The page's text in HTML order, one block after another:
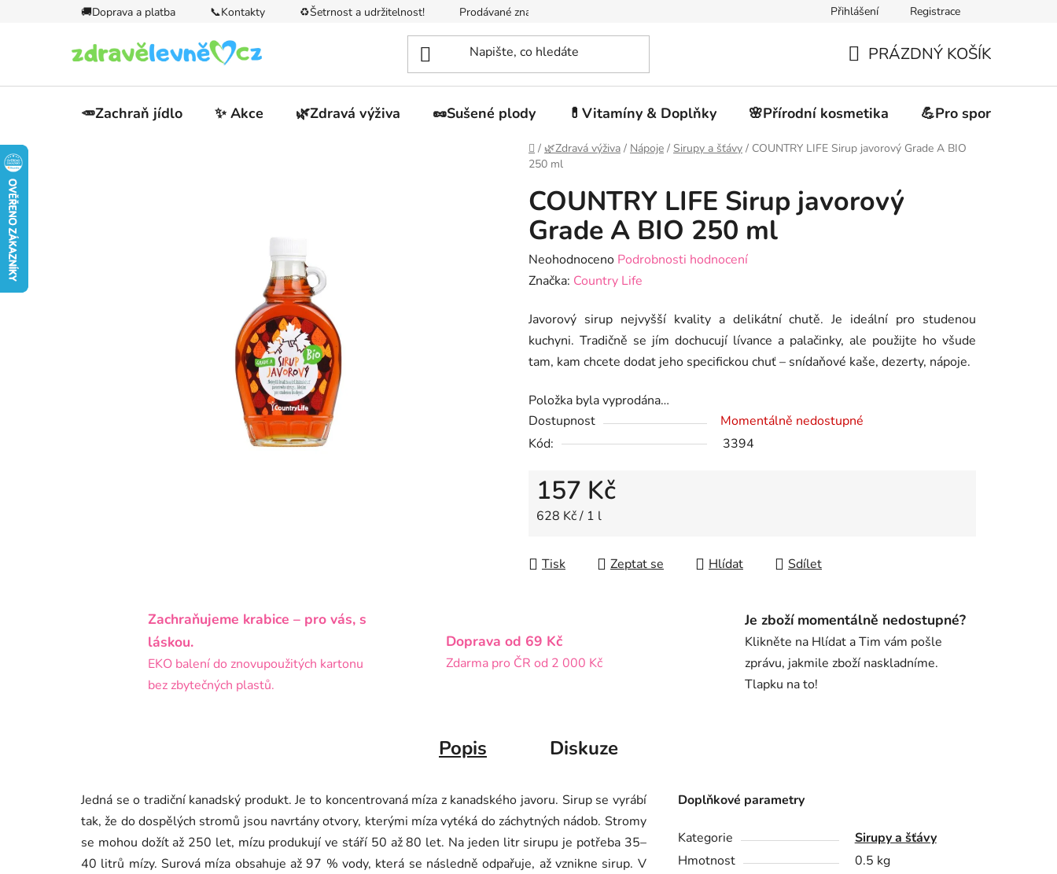
🚚Doprava a platba 📞Kontakty ♻️Šetrnost a udržitelnost! Prodávané značky Obchodní podmínky Podmínky ochrany osobních
Přihlášení Registrace
KOŠÍK
PRÁZDNÝ KOŠÍK
🥕Zachraň jídlo ✨ Akce 🌿Zdravá výživa 🥜Sušené plody 💊Vitamíny & Doplňky 🌸Přírodní kosmetika 💪Pro sportovce
Domů
/ 🌿Zdravá výživa / Nápoje / Sirupy a šťávy / COUNTRY LIFE Sirup javorový Grade A BIO
250 ml
COUNTRY LIFE Sirup javorový
Grade A BIO 250 ml
Průměrné
hodnocení
je
0,0
z
hvězdiček.
Neohodnoceno Podrobnosti hodnocení
Značka: Country Life
Javorový sirup nejvyšší kvality a delikátní chutě. Je ideální pro studenou
kuchyni. Tradičně se jím dochucují lívance a palačinky, ale použijte ho všude
tam, kam chcete dodat jeho specifickou chuť – snídaňové kaše, dezerty, nápoje.
Položka byla vyprodána…
Dostupnost
Momentálně nedostupné
Kód:
3394
157 Kč
Měrná cena:
628 Kč / 1 l
Tisk Zeptat se Hlídat Sdílet
Zachraňujeme krabice – pro vás, s
láskou.
EKO balení do znovupoužitých kartonu
bez zbytečných plastů.
Doprava od 69 Kč
Zdarma pro ČR od 2 000 Kč
Je zboží momentálně nedostupné?
Klikněte na Hlídat a Tim vám pošle
zprávu, jakmile zboží naskladníme.
Tlapku na to!
Popis Diskuze
Jedná se o tradiční kanadský produkt. Je to koncentrovaná míza z kanadského javoru. Sirup se vyrábí
tak, že do dospělých stromů jsou navrtány otvory, kterými míza vytéká do záchytných nádob. Stromy
se mohou dožít až 250 let, mízu produkují ve stáří 50 až 80 let. Na jeden litr sirupu je potřeba 35–
40 litrů mízy. Surová míza obsahuje až 97 % vody, která se následně odpařuje, až vznikne sirup. V
Doplňkové parametry
Kategorie
Sirupy a šťávy
Hmotnost
0.5 kg